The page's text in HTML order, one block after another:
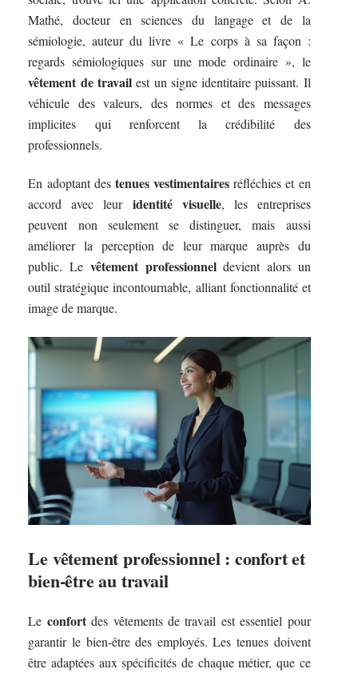
Mathé, docteur en sciences du langage et de la
sémiologie, auteur du livre « Le corps à sa façon :
regards sémiologiques sur une mode ordinaire », le
vêtement de travailest un signe identitaire puissant. Il
véhicule des valeurs, des normes et des messages
implicites qui renforcent la crédibilité des
professionnels.
En adoptant des tenues vestimentaires réfléchies et en
accord avec leur identité visuelle, les entreprises
peuvent non seulement se distinguer, mais aussi
améliorer la perception de leur marque auprès du
public. Le vêtement professionneldevient alors un
outil stratégique incontournable, alliant fonctionnalité et
image de marque.
Le vêtement professionnel : confort et
bien-être au travail
Le confortdes vêtements de travail est essentiel pour
garantir le bien-être des employés. Les tenues doivent
être adaptées aux spécificités de chaque métier, que ce